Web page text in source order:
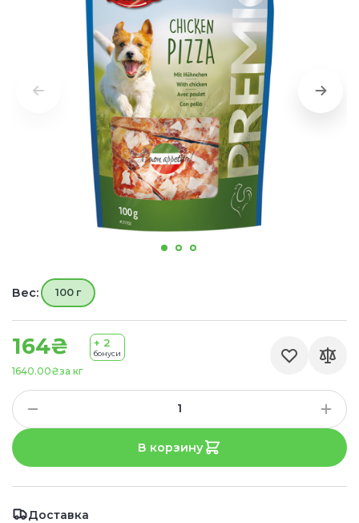
164₴
за кг
1640.00₴
+ 2
бонуси
Вес: 100 г
В корзину
Доставка